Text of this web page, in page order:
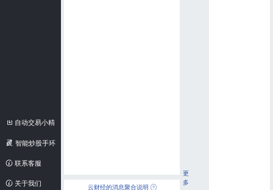
自动交易小精
灵 智能炒股手环
联系客服
关于我们
云财经的消息聚合说明
更
多